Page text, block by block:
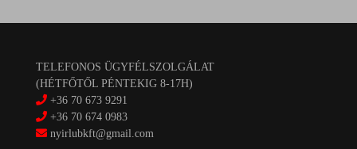
TELEFONOS ÜGYFÉLSZOLGÁLAT
(HÉTFŐTŐL PÉNTEKIG 8-17H)
+36 70 673 9291
+36 70 674 0983
nyirlubkft@gmail.com